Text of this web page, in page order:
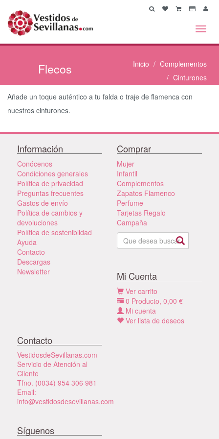
Flecos Inicio
Complementos
Cinturones
Añade un toque auténtico a tu falda o traje de flamenca con
nuestros cinturones.
Información
Conócenos
Condiciones generales
Política de privacidad
Preguntas frecuentes
Gastos de envío
Política de cambios y
devoluciones
Política de sosteniblidad
Ayuda
Contacto
Descargas
Newsletter
Comprar
Mujer
Infantil
Complementos
Zapatos Flamenco
Perfume
Tarjetas Regalo
Campaña
Mi Cuenta
Ver carrito
0 Producto, 0,00 €
Mi cuenta
Ver lista de deseos
Contacto
VestidosdeSevillanas.com
Servicio de Atención al
Cliente
Tfno. (0034) 954 306 981
Email:
info@vestidosdesevillanas.com
Síguenos